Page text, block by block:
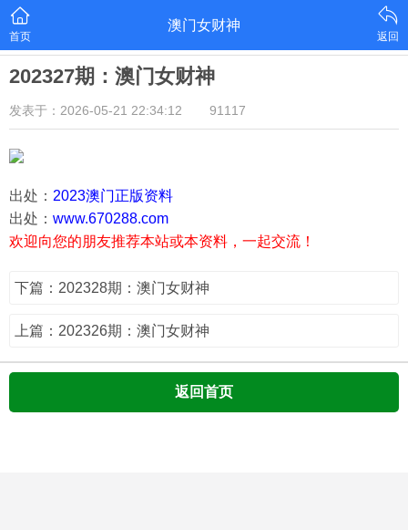
首页
澳门女财神
返回
202327期：澳门女财神
发表于：2026-05-21 22:34:12 91117
出处： 2023澳门正版资料
出处： www.670288.com
欢迎向您的朋友推荐本站或本资料，一起交流！
下篇：202328期：澳门女财神
上篇：202326期：澳门女财神
返回首页